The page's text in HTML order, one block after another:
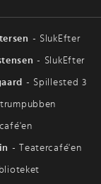
- SlukEfter
- SlukEfter
- Spillested 3
-Teatercafé'en